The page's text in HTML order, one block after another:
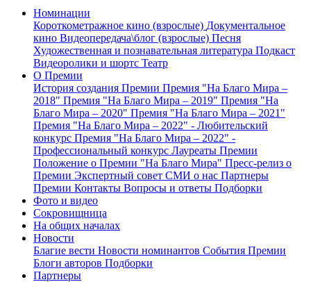
Номинации
Короткометражное кино (взрослые) Документальное
кино Видеопередача\блог (взрослые) Песня
Художественная и познавательная литература Подкаст
Видеоролики и шортс Театр
О Премии
История создания Премии Премия "На Благо Мира –
2018" Премия "На Благо Мира – 2019" Премия "На
Благо Мира – 2020" Премия "На Благо Мира – 2021"
Премия "На Благо Мира – 2022" - Любительский
конкурс Премия "На Благо Мира – 2022" -
Профессиональный конкурс Лауреаты Премии
Положение о Премии "На Благо Мира" Пресс-релиз о
Премии Экспертный совет СМИ о нас Партнеры
Премии Контакты Вопросы и ответы Подборки
Фото и видео
Сокровищница
На общих началах
Новости
Благие вести Новости номинантов События Премии
Блоги авторов Подборки
Партнеры